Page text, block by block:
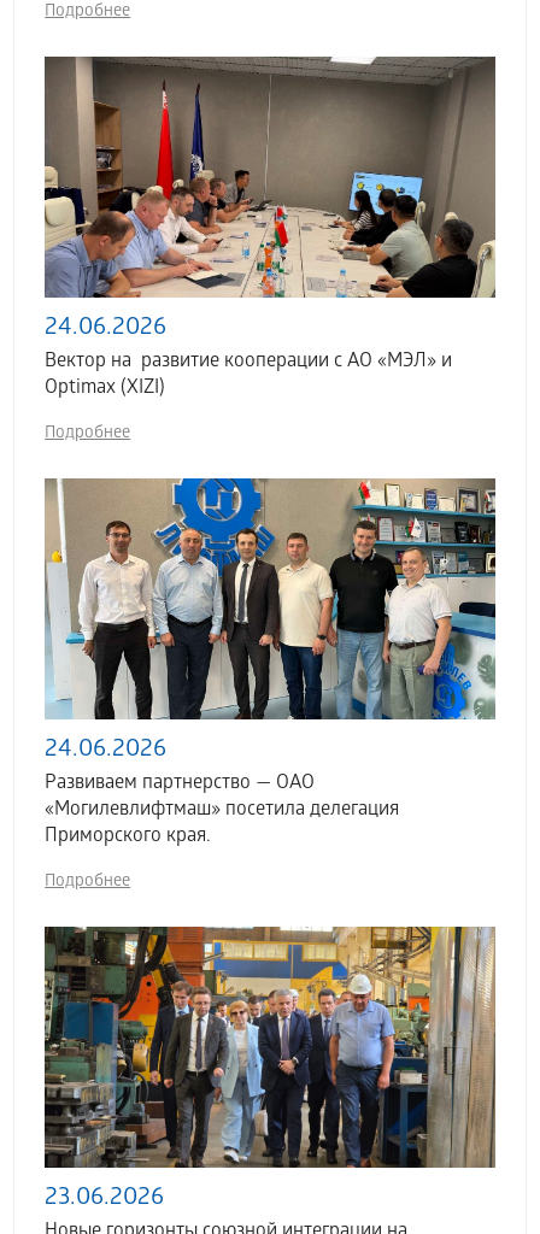
Подробнее
24.06.2026
Вектор на развитие кооперации с АО «МЭЛ» и
Optimax (XIZI)
Подробнее
24.06.2026
Развиваем партнерство — ОАО
«Могилевлифтмаш» посетила делегация
Приморского края.
Подробнее
23.06.2026